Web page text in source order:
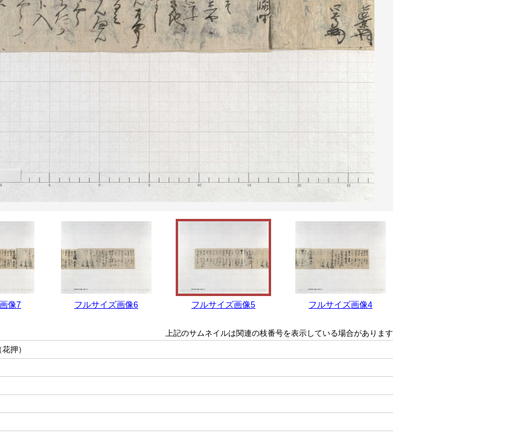
像7 フルサイズ画像6 フルサイズ画像5 フルサイズ画像4
上記のサムネイルは関連の枝番号を表示している場合があります
押）